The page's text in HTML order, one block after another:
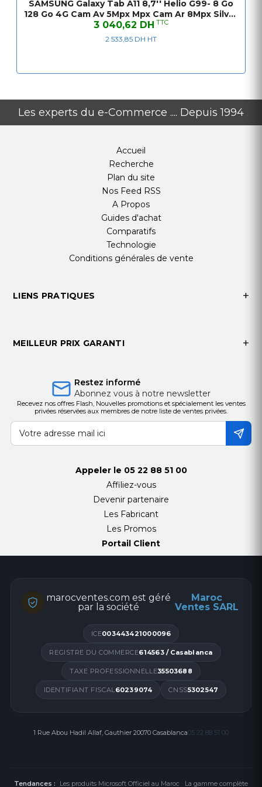
Écran
8.7 pouces WXGA+
Processeur MediaTek Helio G99
8 Go
128 Go extensible microSD
Caméra arrière
8 MP
CouleurSilver
Système
Android avec interface Samsung One
SAMSUNG Galaxy Tab A11 8,7'' Helio G99- 8 Go
128 Go 4G Cam Av 5Mpx Mpx Cam Ar 8Mpx Silver
12M
3 040,62 DH TTC
2 533,85 DH HT
Les experts du e-Commerce .... Depuis 1994
Accueil
Recherche
Plan du site
Nos Feed RSS
A Propos
Guides d'achat
Comparatifs
Technologie
Conditions générales de vente
LIENS PRATIQUES
MEILLEUR PRIX GARANTI
Restez informé
Abonnez vous à notre newsletter
Recevez nos offres Flash, Nouvelles promotions et spécialement les ventes
privées réservées aux membres de notre liste de ventes privées.
Appeler le 05 22 88 51 00
Affiliez-vous
Devenir partenaire
Les Fabricant
Les Promos
Portail Client
marocventes.com est géré
par la société
Maroc
Ventes SARL
ICE003443421000096
REGISTRE DU COMMERCE614563 / Casablanca
TAXE PROFESSIONNELLE35503688
IDENTIFIANT FISCAL60239074 CNSS5302547
1 Rue Abou Hadil Allaf, Gauthier 20070 Casablanca05 22 88 51 00
Tendances : Les produits Microsoft Officiel au Maroc · La gamme complète